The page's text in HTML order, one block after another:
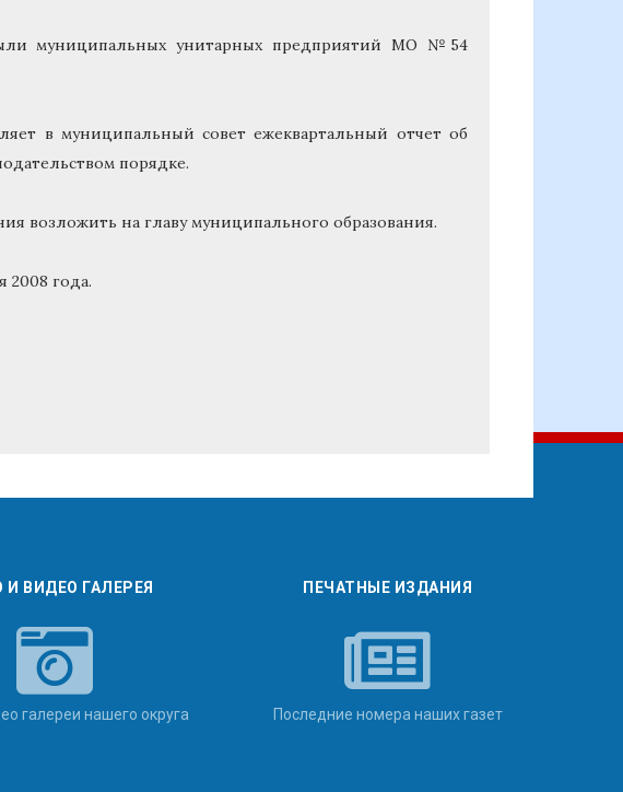
муниципальных унитарных предприятий МО №54
в муниципальный совет ежеквартальный отчет об
порядке.
возложить на главу муниципального образования.
2008 года.
И ВИДЕО ГАЛЕРЕЯ
галереи нашего округа
ПЕЧАТНЫЕ ИЗДАНИЯ
Последние номера наших газет